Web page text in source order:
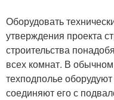
Оборудовать
утверждения проекта
строительства
всех комнат. В
техподполье
соединяют его с